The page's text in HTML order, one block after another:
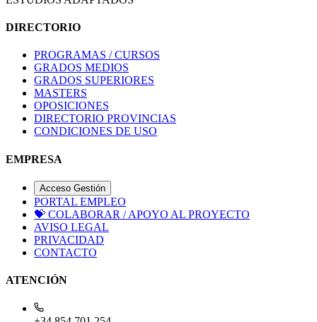
DIRECTORIO
PROGRAMAS / CURSOS
GRADOS MEDIOS
GRADOS SUPERIORES
MASTERS
OPOSICIONES
DIRECTORIO PROVINCIAS
CONDICIONES DE USO
EMPRESA
Acceso Gestión
PORTAL EMPLEO
💝 COLABORAR / APOYO AL PROYECTO
AVISO LEGAL
PRIVACIDAD
CONTACTO
ATENCIÓN